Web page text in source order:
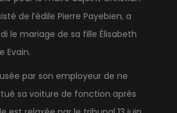
de l’édile Pierre Payebien, a
le mariage de sa fille Élisabeth
Evain.
par son employeur de ne
sa voiture de fonction après